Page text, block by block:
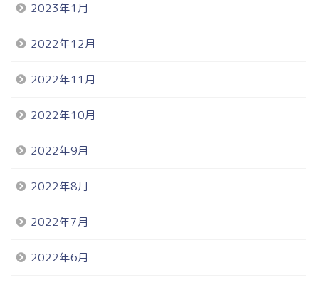
2023年1月
2022年12月
2022年11月
2022年10月
2022年9月
2022年8月
2022年7月
2022年6月